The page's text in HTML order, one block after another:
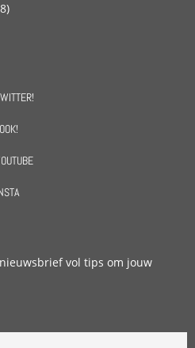
vol tips om jouw